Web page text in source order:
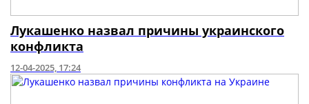
Лукашенко назвал причины украинского
конфликта
12-04-2025, 17:24